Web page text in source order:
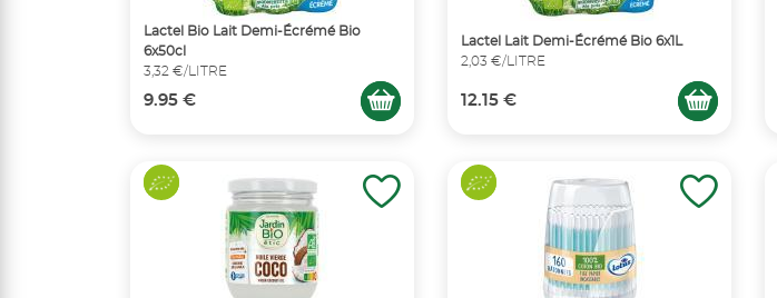
Lactel Bio Lait Demi-Écrémé Bio
6x50cl
3,32 €/LITRE
9.95 €
Lactel Lait Demi-Écrémé Bio 6x1L
2,03 €/LITRE
12.15 €